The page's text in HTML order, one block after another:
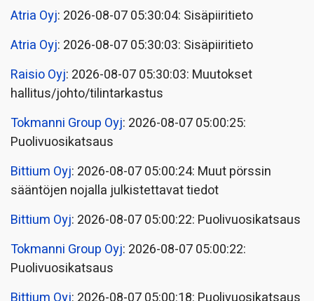
Atria Oyj: 2026-08-07 05:30:04: Sisäpiiritieto
Atria Oyj: 2026-08-07 05:30:03: Sisäpiiritieto
Raisio Oyj: 2026-08-07 05:30:03: Muutokset
hallitus/johto/tilintarkastus
Tokmanni Group Oyj: 2026-08-07 05:00:25:
Puolivuosikatsaus
Bittium Oyj: 2026-08-07 05:00:24: Muut pörssin
sääntöjen nojalla julkistettavat tiedot
Bittium Oyj: 2026-08-07 05:00:22: Puolivuosikatsaus
Tokmanni Group Oyj: 2026-08-07 05:00:22:
Puolivuosikatsaus